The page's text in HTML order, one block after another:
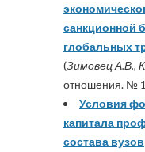
санкционной
глобальных
(Зимовец А.В.,
отношения. №
Условия
капитала
состава вузов